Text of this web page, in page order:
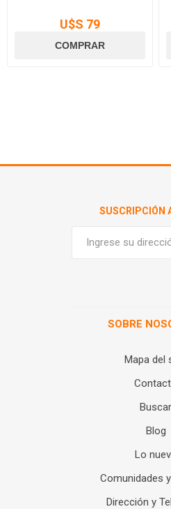
U$S 79
SUSCRIPCIÓN
SOBRE
Mapa del
Buscar
Blog
Lo
Comunidades
Dirección y